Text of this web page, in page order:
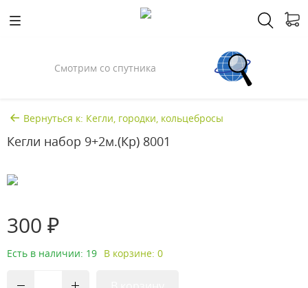
Смотрим со спутника
Вернуться к: Кегли, городки, кольцебросы
Кегли набор 9+2м.(Кр) 8001
300 ₽
Есть в наличии: 19 В корзине: 0